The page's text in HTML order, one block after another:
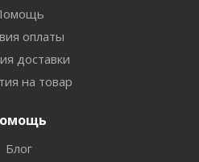
оплаты
доставки
на товар
Блог